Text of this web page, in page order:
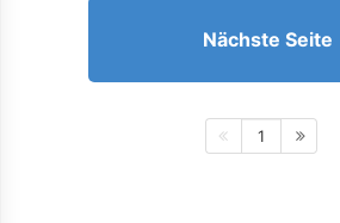
Nächste Seite
1